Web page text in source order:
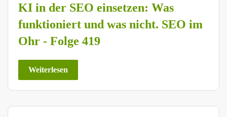
KI in der SEO einsetzen: Was
funktioniert und was nicht. SEO im
Ohr - Folge 419
Weiterlesen